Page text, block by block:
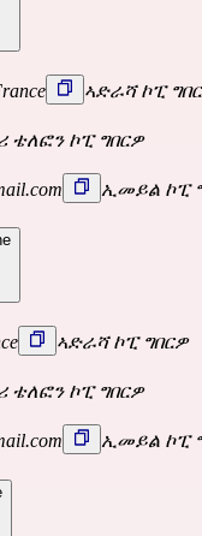
ኣድራሻ ኮፒ
ቴለፎን ኮፒ ግበርዎ
ኢመይል ኮፒ
ኣድራሻ ኮፒ ግበርዎ
ቴለፎን ኮፒ ግበርዎ
ኢመይል ኮፒ